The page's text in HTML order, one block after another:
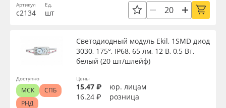
Применить
Сбросить фильтр
Артикул
с2134
Ед.
шт
Светодиодный модуль Ekil, 1SMD диод
3030, 175°, IP68, 65 лм, 12 В, 0,5 Вт,
белый (20 шт/шлейф)
Цены
15.47 ₽
юр. лицам
16.24 ₽
розница
Доступно
МСК
СПБ
РНД